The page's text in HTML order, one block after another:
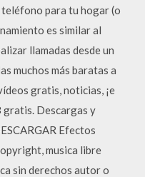
para tu hogar (o
es similar al
llamadas desde un
muchos más baratas a
gratis, noticias, ¡e
gratis. Descargas y
Efectos
musica libre
sin derechos autor o